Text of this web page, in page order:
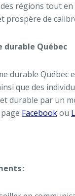
régions tout en
prospère de
durable Québec
durable Québec
que des
durable par un
Facebookou
: